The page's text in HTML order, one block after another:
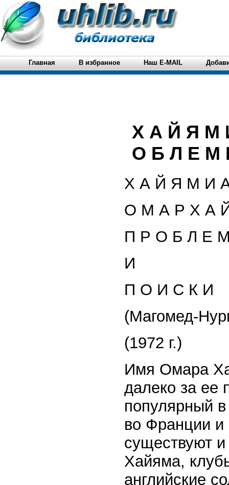
Главная В избранное Наш E-MAIL
Х А Й Я М
О Б Л Е М
Х А Й Я М И
О М А Р Х А
П Р О Б Л Е
И
П О И С К И
(Магомед-
(1972 г.)
Имя Омара
далеко за ее
популярный
во Франции
существуют
Хайяма,
английские